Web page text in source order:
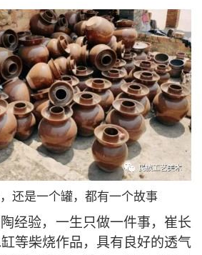
还是一个罐，都有一个故事
经验，一生只做一件事，崔长
等柴烧作品，具有良好的透气